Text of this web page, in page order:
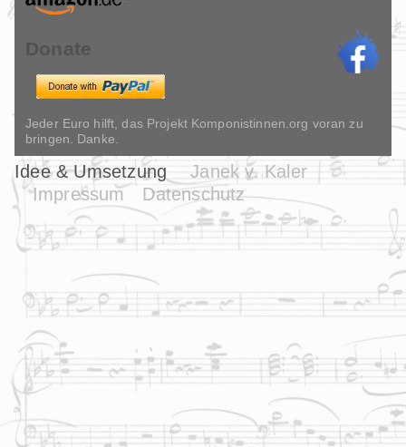
Donate
Jeder Euro hilft, das Projekt Komponistinnen.org voran zu
bringen. Danke.
Idee & Umsetzung
Janek v. Kaler
Impressum
Datenschutz